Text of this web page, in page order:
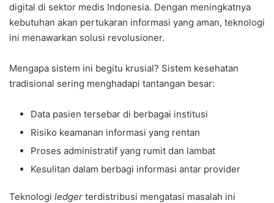
digital di sektor medis Indonesia. Dengan meningkatnya
kebutuhan akan pertukaran informasi yang aman, teknologi
ini menawarkan solusi revolusioner.
Mengapa sistem ini begitu krusial? Sistem kesehatan
tradisional sering menghadapi tantangan besar:
Data pasien tersebar di berbagai institusi
Risiko keamanan informasi yang rentan
Proses administratif yang rumit dan lambat
Kesulitan dalam berbagi informasi antar provider
Teknologi ledger terdistribusi mengatasi masalah ini